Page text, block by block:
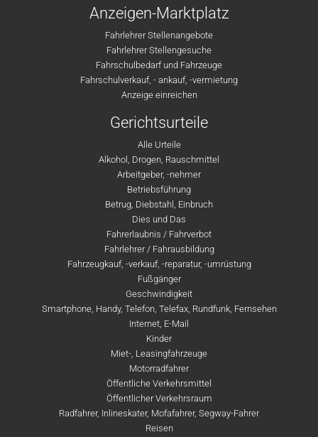
Anzeigen-Marktplatz
Fahrlehrer Stellenangebote
Fahrlehrer Stellengesuche
Fahrschulbedarf und Fahrzeuge
Fahrschulverkauf, - ankauf, -vermietung
Anzeige einreichen
Gerichtsurteile
Alle Urteile
Alkohol, Drogen, Rauschmittel
Arbeitgeber, -nehmer
Betriebsführung
Betrug, Diebstahl, Einbruch
Dies und Das
Fahrerlaubnis / Fahrverbot
Fahrlehrer / Fahrausbildung
Fahrzeugkauf, -verkauf, -reparatur, -umrüstung
Fußgänger
Geschwindigkeit
Smartphone, Handy, Telefon, Telefax, Rundfunk, Fernsehen
Internet, E-Mail
Kinder
Miet-, Leasingfahrzeuge
Motorradfahrer
Öffentliche Verkehrsmittel
Öffentlicher Verkehrsraum
Radfahrer, Inlineskater, Mofafahrer, Segway-Fahrer
Reisen